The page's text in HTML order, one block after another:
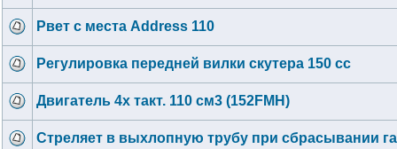
Рвет с места Address 110
Регулировка передней вилки скутера 150 сс
Двигатель 4х такт. 110 см3 (152FMH)
Стреляет в выхлопную трубу при сбрасывании